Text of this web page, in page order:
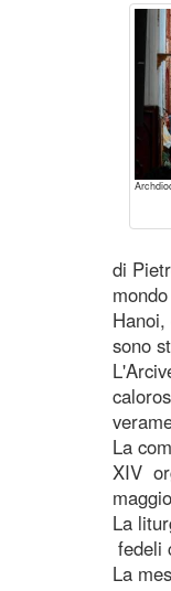
di
sono
La
XIV
La
fedeli
La